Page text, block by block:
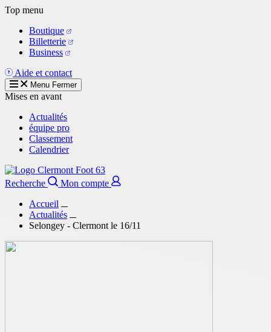
Aller
contenu
principal
Top menu
Boutique
Billetterie
Business
Aide et contact
Menu Fermer
Mises en avant
Actualités
équipe pro
Classement
Calendrier
Recherche
Mon compte
Accueil
Actualités
Selongey - Clermont le 16/11